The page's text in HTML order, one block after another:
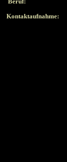
Kontaktaufnahme: